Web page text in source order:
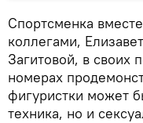
Спортсменка
коллегами,
Загитовой, в своих
номерах
фигуристки может
техника, но и